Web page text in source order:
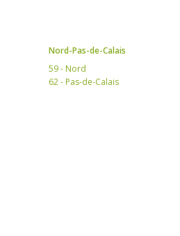
Nord-Pas-de-Calais
59 - Nord
62 - Pas-de-Calais